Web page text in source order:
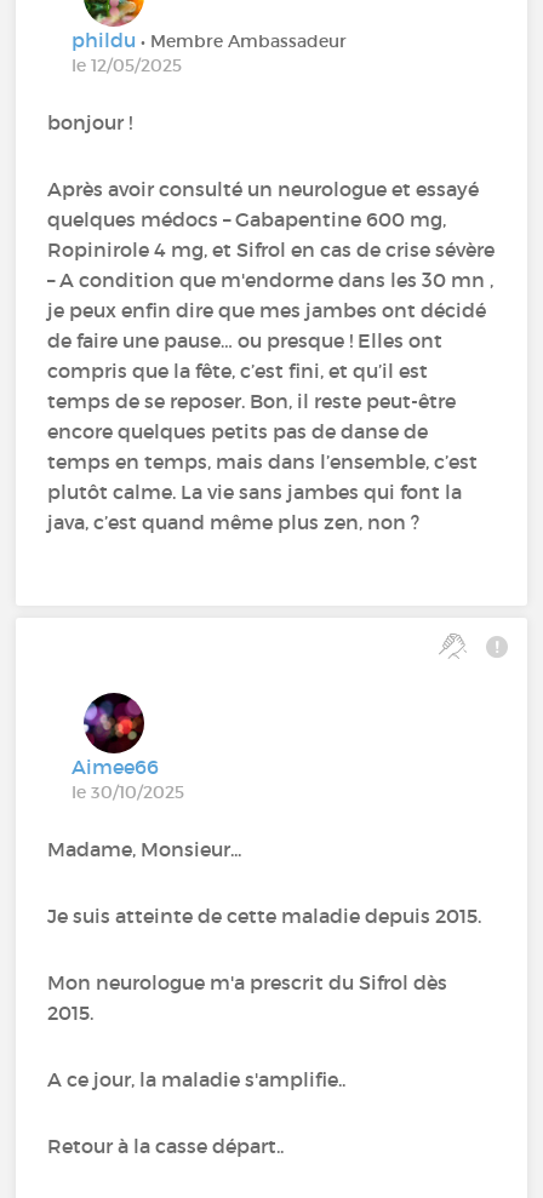
phildu• Membre Ambassadeur
le 12/05/2025
bonjour !
Après avoir consulté un neurologue et essayé
quelques médocs – Gabapentine 600 mg,
Ropinirole 4 mg, et Sifrol en cas de crise sévère
– A condition que m'endorme dans les 30 mn ,
je peux enfin dire que mes jambes ont décidé
de faire une pause… ou presque ! Elles ont
compris que la fête, c’est fini, et qu’il est
temps de se reposer. Bon, il reste peut-être
encore quelques petits pas de danse de
temps en temps, mais dans l’ensemble, c’est
plutôt calme. La vie sans jambes qui font la
java, c’est quand même plus zen, non ?
Aimee66
le 30/10/2025
Madame, Monsieur...
Je suis atteinte de cette maladie depuis 2015.
Mon neurologue m'a prescrit du Sifrol dès
2015.
A ce jour, la maladie s'amplifie..
Retour à la casse départ..